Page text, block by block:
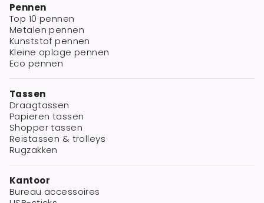
Pennen
Top 10 pennen
Metalen pennen
Kunststof pennen
Kleine oplage pennen
Eco pennen
Tassen
Draagtassen
Papieren tassen
Shopper tassen
Reistassen & trolleys
Rugzakken
Kantoor
Bureau accessoires